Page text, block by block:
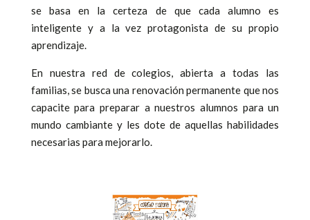
se basa en la certeza de que cada alumno es
inteligente y a la vez protagonista de su propio
aprendizaje.
En nuestra red de colegios, abierta a todas las
familias, se busca una renovación permanente que nos
capacite para preparar a nuestros alumnos para un
mundo cambiante y les dote de aquellas habilidades
necesarias para mejorarlo.